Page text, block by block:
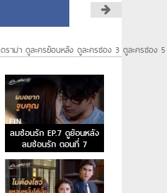
ราม่า ดูละครย้อนหลัง ดูละครช่อง 3 ดูละครช่อง
ลมซ่อนรัก EP.7 ดูย้อนหลัง
ลมซ่อนรัก ตอนที่ 7